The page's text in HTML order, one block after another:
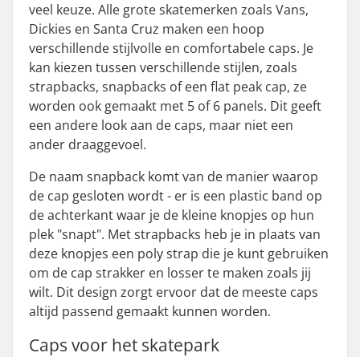
veel keuze. Alle grote skatemerken zoals Vans,
Dickies en Santa Cruz maken een hoop
verschillende stijlvolle en comfortabele caps. Je
kan kiezen tussen verschillende stijlen, zoals
strapbacks, snapbacks of een flat peak cap, ze
worden ook gemaakt met 5 of 6 panels. Dit geeft
een andere look aan de caps, maar niet een
ander draaggevoel.
De naam snapback komt van de manier waarop
de cap gesloten wordt - er is een plastic band op
de achterkant waar je de kleine knopjes op hun
plek "snapt". Met strapbacks heb je in plaats van
deze knopjes een poly strap die je kunt gebruiken
om de cap strakker en losser te maken zoals jij
wilt. Dit design zorgt ervoor dat de meeste caps
altijd passend gemaakt kunnen worden.
Caps voor het skatepark